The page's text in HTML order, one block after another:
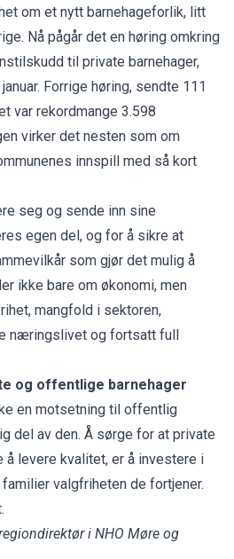
om et nytt barnehageforlik, litt
Nå pågår det en høring omkring
til private barnehager,
Forrige høring, sendte 111
var rekordmange 3.598
virker det nesten som om
innspill med så kort
seg og sende inn sine
egen del, og for å sikre at
som gjør det mulig å
ikke bare om økonomi, men
mangfold i sektoren,
næringslivet og fortsatt full
og offentlige barnehager
en motsetning til offentlig
del av den. Å sørge for at private
å levere kvalitet, er å investere i
valgfriheten de fortjener.
i NHO Møre og